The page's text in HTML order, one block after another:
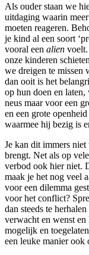
Als ouder staan we
uitdaging waarin
moeten reageren.
je kind al een soort
vooral een alien voelt.
onze kinderen
we dreigen te missen
dan ooit is het
op hun doen en laten,
neus maar voor een
en een grote
waarmee hij bezig is
Je kan dit immers
brengt. Net als op
verbod ook hier niet.
maak je het nog veel
voor een dilemma
voor het conflict?
dan steeds te
verwacht en wenst
mogelijk en
een leuke manier ook